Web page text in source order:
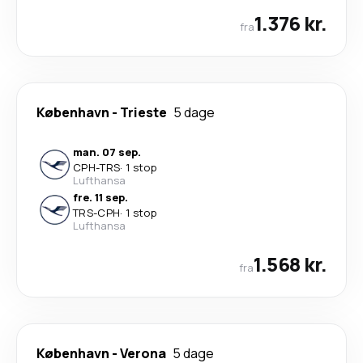
fra1.376 kr.
København - Trieste 5 dage
man. 07 sep.
CPH-TRS· 1 stop
Lufthansa
fre. 11 sep.
TRS-CPH· 1 stop
Lufthansa
fra1.568 kr.
København -Verona 5 dage